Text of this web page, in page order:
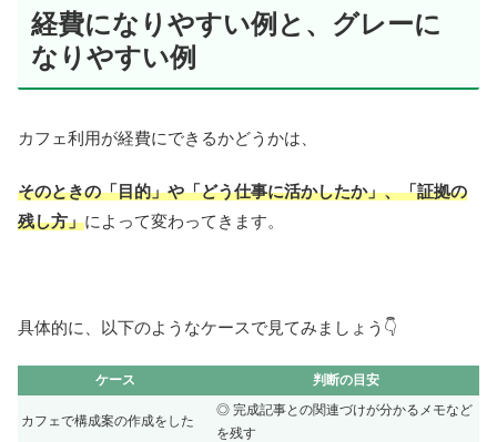
経費になりやすい例と、グレーに
なりやすい例
カフェ利用が経費にできるかどうかは、
そのときの「目的」や「どう仕事に活かしたか」、「証拠の
残し方」によって変わってきます。
具体的に、以下のようなケースで見てみましょう👇
ケース 判断の目安
カフェで構成案の作成をした
◎ 完成記事との関連づけが分かるメモなど
を残す